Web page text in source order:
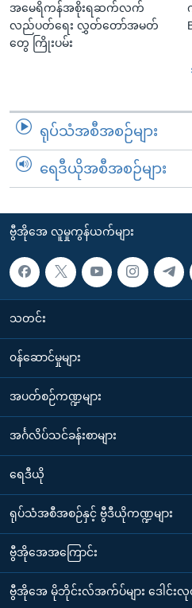
အမေရိကန်အစိုးရဆက်လက်
လည်ပတ်ရေး လွှတ်တော်အမတ်
တွေ ကြိုးပမ်း
ရုပ်သံအစီအစဉ်များ
ရေဒီယိုအစီအစဉ်များ
ဗွီအိုအေ လူမှုကွန်ယက်များ
သတင်း
၀န်ဆောင်မှုများ
အပတ်စဉ်ကဏ္ဍများ
အင်္ဂလိပ်သင်ခန်းစာများ
ရေဒီယို
ရုပ်သံအစီအစဉ်နှင့် ဗွီဒီယိုကဏ္ဍများ
ဗွီအိုအေအကြောင်း
ဗွီအိုအေ မိုဘိုင်းလ်အက်ပ်များ ဒေါင်း